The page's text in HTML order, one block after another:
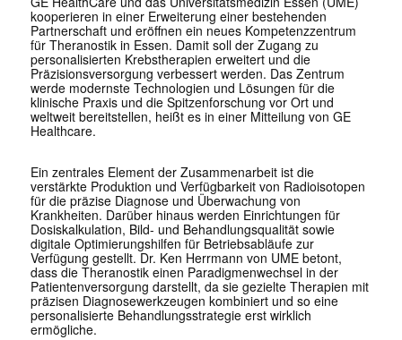
kooperieren in einer Erweiterung einer bestehenden
Partnerschaft und eröffnen ein neues Kompetenzzentrum
für Theranostik in Essen. Damit soll der Zugang zu
personalisierten Krebstherapien erweitert und die
Präzisionsversorgung verbessert werden. Das Zentrum
werde modernste Technologien und Lösungen für die
klinische Praxis und die Spitzenforschung vor Ort und
weltweit bereitstellen, heißt es in einer Mitteilung von GE
Healthcare.
Ein zentrales Element der Zusammenarbeit ist die
verstärkte Produktion und Verfügbarkeit von Radioisotopen
für die präzise Diagnose und Überwachung von
Krankheiten. Darüber hinaus werden Einrichtungen für
Dosiskalkulation, Bild- und Behandlungsqualität sowie
digitale Optimierungshilfen für Betriebsabläufe zur
Verfügung gestellt. Dr. Ken Herrmann von UME betont,
dass die Theranostik einen Paradigmenwechsel in der
Patientenversorgung darstellt, da sie gezielte Therapien mit
präzisen Diagnosewerkzeugen kombiniert und so eine
personalisierte Behandlungsstrategie erst wirklich
ermögliche.